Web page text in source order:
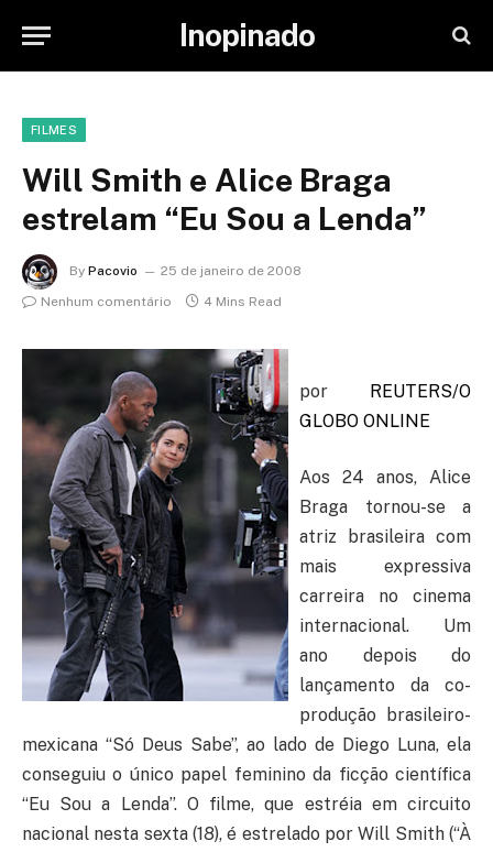
Inopinado
FILMES
Will Smith e Alice Braga
estrelam “Eu Sou a Lenda”
By Pacovio
25 de janeiro de 2008
Nenhum comentário
4 Mins Read
por REUTERS/O
GLOBO ONLINE
Aos 24 anos, Alice
Braga tornou-se a
atriz brasileira com
mais expressiva
carreira no cinema
internacional. Um
ano depois do
lançamento da co-
produção brasileiro-
mexicana “Só Deus Sabe”, ao lado de Diego Luna, ela
conseguiu o único papel feminino da ficção científica
“Eu Sou a Lenda”. O filme, que estréia em circuito
nacional nesta sexta (18), é estrelado por Will Smith (“À